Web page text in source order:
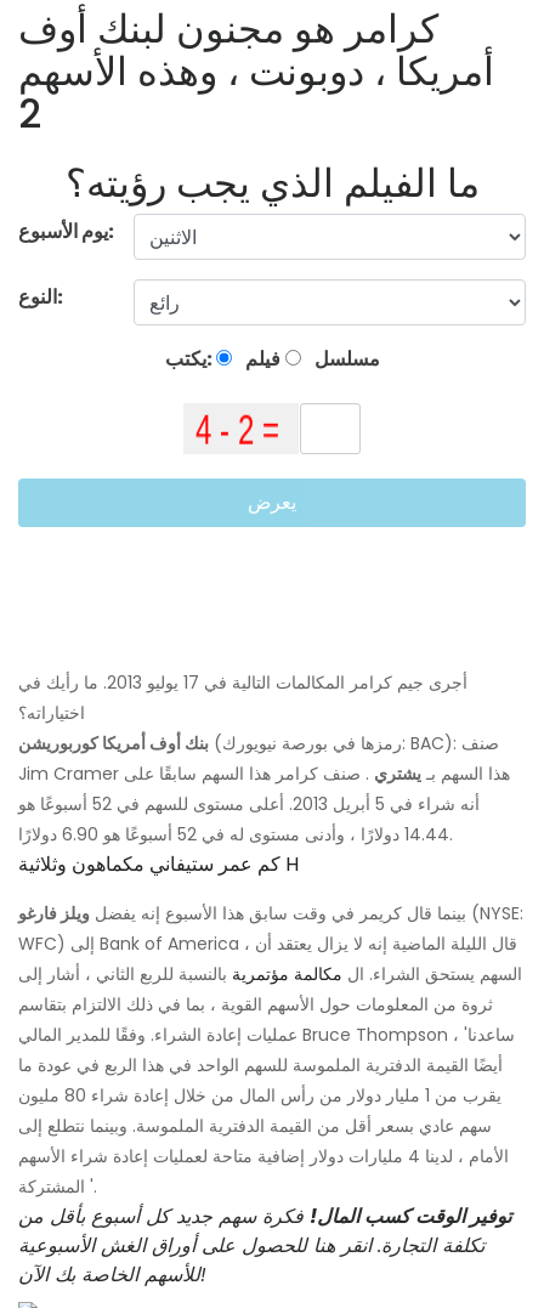
كرامر هو مجنون لبنك أوف
أمريكا ، دوبونت ، وهذه الأسهم
2
ما الفيلم الذي يجب رؤيته؟
يوم الأسبوع:
النوع:
يكتب: فيلم مسلسل
يعرض
أجرى جيم كرامر المكالمات التالية في 17 يوليو 2013. ما رأيك في
اختياراته؟
بنك أوف أمريكا كوربوريشن (رمزها في بورصة نيويورك: BAC): صنف
Jim Cramer هذا السهم بـ يشتري . صنف كرامر هذا السهم سابقًا على
أنه شراء في 5 أبريل 2013. أعلى مستوى للسهم في 52 أسبوعًا هو
14.44 دولارًا ، وأدنى مستوى له في 52 أسبوعًا هو 6.90 دولارًا.
كم عمر ستيفاني مكماهون وثلاثية H
بينما قال كريمر في وقت سابق هذا الأسبوع إنه يفضل ويلز فارغو
(NYSE:
WFC) إلى Bank of America ، قال الليلة الماضية إنه لا يزال يعتقد أن
السهم يستحق الشراء. ال مكالمة مؤتمرية بالنسبة للربع الثاني ، أشار إلى
ثروة من المعلومات حول الأسهم القوية ، بما في ذلك الالتزام بتقاسم
عمليات إعادة الشراء. وفقًا للمدير المالي Bruce Thompson ، 'ساعدنا
أيضًا القيمة الدفترية الملموسة للسهم الواحد في هذا الربع في عودة ما
يقرب من 1 مليار دولار من رأس المال من خلال إعادة شراء 80 مليون
سهم عادي بسعر أقل من القيمة الدفترية الملموسة. وبينما نتطلع إلى
الأمام ، لدينا 4 مليارات دولار إضافية متاحة لعمليات إعادة شراء الأسهم
المشتركة '.
توفير الوقت كسب المال! فكرة سهم جديد كل أسبوع بأقل من
تكلفة التجارة. انقر هنا للحصول على أوراق الغش الأسبوعية
للأسهم الخاصة بك الآن!